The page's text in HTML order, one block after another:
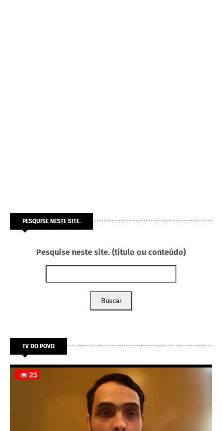
PESQUISE NESTE SITE.
Pesquise neste site. (título ou conteúdo)
Buscar
TV DO POVO